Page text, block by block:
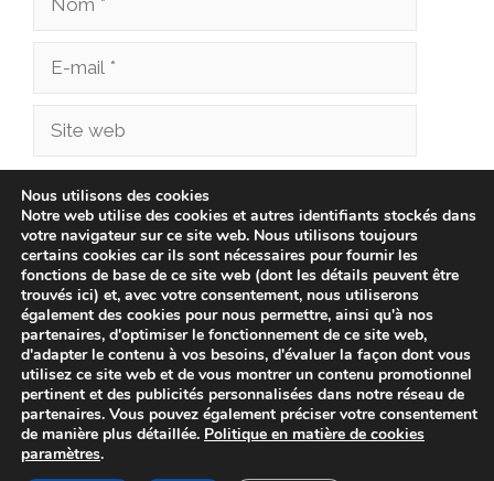
Site
Enregistrer mon nom, mon e-mail et mon site
dans le navigateur pour mon prochain
commentaire.
© 2026 bonnenverkoop.be -
Nous utilisons des cookies
Notre web utilise des cookies et autres identifiants stockés dans
votre navigateur sur ce site web. Nous utilisons toujours
certains cookies car ils sont nécessaires pour fournir les
fonctions de base de ce site web (dont les détails peuvent être
trouvés ici) et, avec votre consentement, nous utiliserons
également des cookies pour nous permettre, ainsi qu'à nos
partenaires, d'optimiser le fonctionnement de ce site web,
d'adapter le contenu à vos besoins, d'évaluer la façon dont vous
utilisez ce site web et de vous montrer un contenu promotionnel
pertinent et des publicités personnalisées dans notre réseau de
partenaires. Vous pouvez également préciser votre consentement
de manière plus détaillée. Politique en matière de cookies
paramètres.